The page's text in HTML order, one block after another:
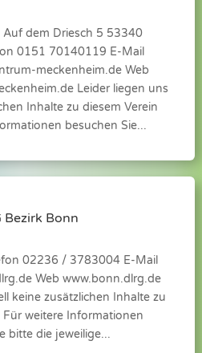
dem Driesch 5 53340
0151 70140119 E-Mail
meckenheim.de Web
Leider liegen uns
Inhalte zu diesem Verein
besuchen Sie...
Bezirk Bonn
02236 / 3783004 E-Mail
Web www.bonn.dlrg.de
keine zusätzlichen Inhalte zu
Für weitere Informationen
bitte die jeweilige...